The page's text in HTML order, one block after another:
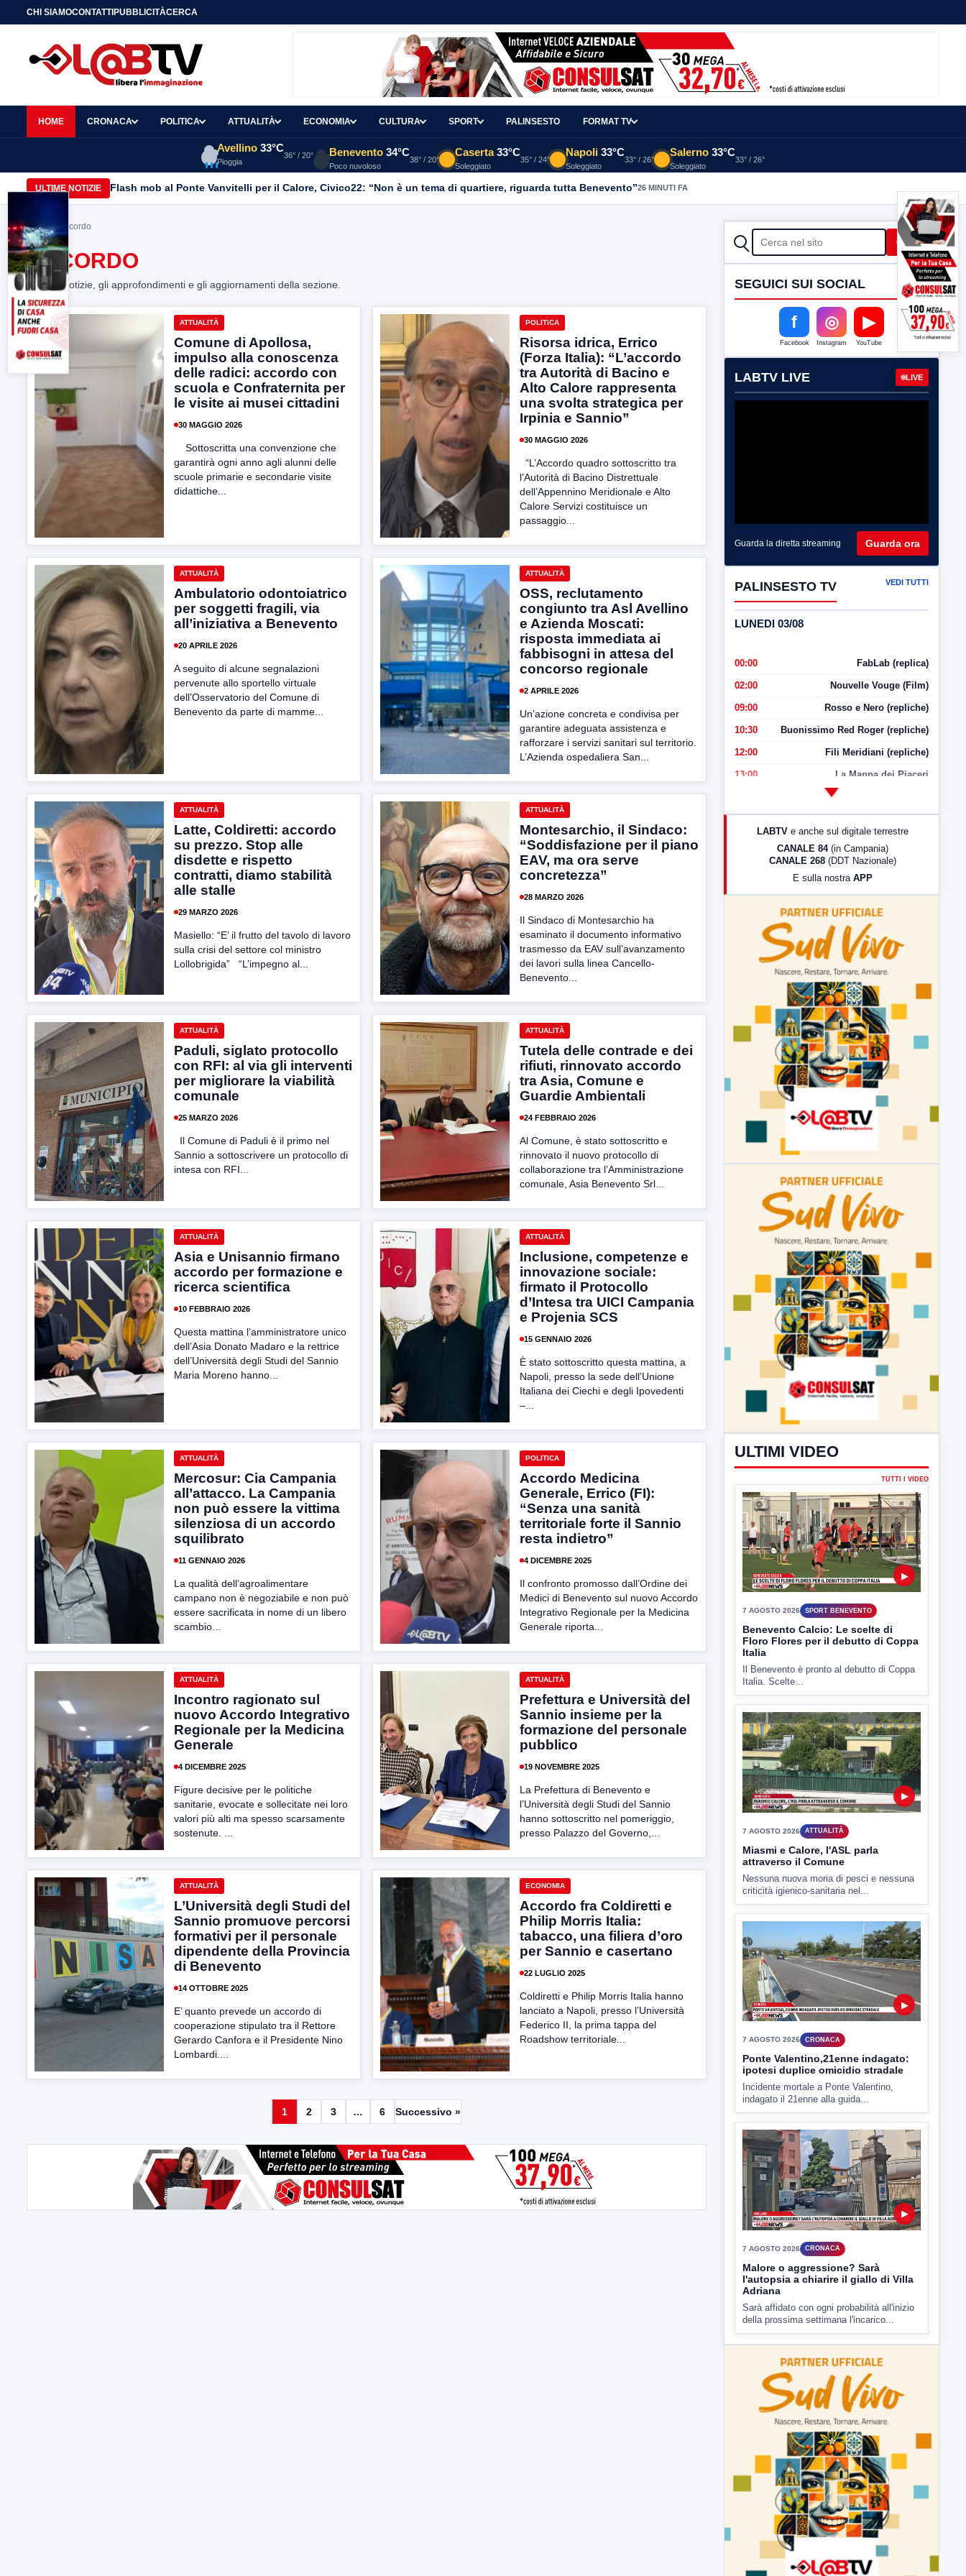
CHI SIAMOCONTATTIPUBBLICITÀCERCA
HOME CRONACA POLITICA ATTUALITÀ ECONOMIA CULTURA SPORT PALINSESTO FORMAT TV
Avellino 33°C
Pioggia
36° / 20° Benevento 34°C
Poco nuvoloso
38° / 20°
Caserta 33°C
Soleggiato
35° / 24°
Napoli 33°C
Soleggiato
33° / 26°
Salerno 33°C
Soleggiato
33° / 26°
ULTIME NOTIZIE Flash mob al Ponte Vanvitelli per il Calore, Civico22: “Non è un tema di quartiere, riguarda tutta Benevento”26 MINUTI FA
Home> accordo
ACCORDO
Tutte le notizie, gli approfondimenti e gli aggiornamenti della sezione.
ATTUALITÀ
Comune di Apollosa,
impulso alla conoscenza
delle radici: accordo con
scuola e Confraternita per
le visite ai musei cittadini
30 MAGGIO 2026
Sottoscritta una convenzione che
garantirà ogni anno agli alunni delle
scuole primarie e secondarie visite
didattiche...
POLITICA
Risorsa idrica, Errico
(Forza Italia): “L’accordo
tra Autorità di Bacino e
Alto Calore rappresenta
una svolta strategica per
Irpinia e Sannio”
30 MAGGIO 2026
“L’Accordo quadro sottoscritto tra
l’Autorità di Bacino Distrettuale
dell’Appennino Meridionale e Alto
Calore Servizi costituisce un
passaggio...
ATTUALITÀ
Ambulatorio odontoiatrico
per soggetti fragili, via
all’iniziativa a Benevento
20 APRILE 2026
A seguito di alcune segnalazioni
pervenute allo sportello virtuale
dell’Osservatorio del Comune di
Benevento da parte di mamme...
ATTUALITÀ
OSS, reclutamento
congiunto tra Asl Avellino
e Azienda Moscati:
risposta immediata ai
fabbisogni in attesa del
concorso regionale
2 APRILE 2026
Un’azione concreta e condivisa per
garantire adeguata assistenza e
rafforzare i servizi sanitari sul territorio.
L’Azienda ospedaliera San...
ATTUALITÀ
Latte, Coldiretti: accordo
su prezzo. Stop alle
disdette e rispetto
contratti, diamo stabilità
alle stalle
29 MARZO 2026
Masiello: “E’ il frutto del tavolo di lavoro
sulla crisi del settore col ministro
Lollobrigida” “L’impegno al...
ATTUALITÀ
Montesarchio, il Sindaco:
“Soddisfazione per il piano
EAV, ma ora serve
concretezza”
28 MARZO 2026
Il Sindaco di Montesarchio ha
esaminato il documento informativo
trasmesso da EAV sull’avanzamento
dei lavori sulla linea Cancello-
Benevento...
ATTUALITÀ
Paduli, siglato protocollo
con RFI: al via gli interventi
per migliorare la viabilità
comunale
25 MARZO 2026
Il Comune di Paduli è il primo nel
Sannio a sottoscrivere un protocollo di
intesa con RFI...
ATTUALITÀ
Tutela delle contrade e dei
rifiuti, rinnovato accordo
tra Asia, Comune e
Guardie Ambientali
24 FEBBRAIO 2026
Al Comune, è stato sottoscritto e
rinnovato il nuovo protocollo di
collaborazione tra l’Amministrazione
comunale, Asia Benevento Srl...
ATTUALITÀ
Asia e Unisannio firmano
accordo per formazione e
ricerca scientifica
10 FEBBRAIO 2026
Questa mattina l’amministratore unico
dell’Asia Donato Madaro e la rettrice
dell’Università degli Studi del Sannio
Maria Moreno hanno...
ATTUALITÀ
Inclusione, competenze e
innovazione sociale:
firmato il Protocollo
d’Intesa tra UICI Campania
e Projenia SCS
15 GENNAIO 2026
È stato sottoscritto questa mattina, a
Napoli, presso la sede dell’Unione
Italiana dei Ciechi e degli Ipovedenti
–...
ATTUALITÀ
Mercosur: Cia Campania
all’attacco. La Campania
non può essere la vittima
silenziosa di un accordo
squilibrato
11 GENNAIO 2026
La qualità dell’agroalimentare
campano non è negoziabile e non può
essere sacrificata in nome di un libero
scambio...
POLITICA
Accordo Medicina
Generale, Errico (FI):
“Senza una sanità
territoriale forte il Sannio
resta indietro”
4 DICEMBRE 2025
Il confronto promosso dall’Ordine dei
Medici di Benevento sul nuovo Accordo
Integrativo Regionale per la Medicina
Generale riporta...
ATTUALITÀ
Incontro ragionato sul
nuovo Accordo Integrativo
Regionale per la Medicina
Generale
4 DICEMBRE 2025
Figure decisive per le politiche
sanitarie, evocate e sollecitate nei loro
valori più alti ma spesso scarsamente
sostenute. ...
ATTUALITÀ
Prefettura e Università del
Sannio insieme per la
formazione del personale
pubblico
19 NOVEMBRE 2025
La Prefettura di Benevento e
l’Università degli Studi del Sannio
hanno sottoscritto nel pomeriggio,
presso Palazzo del Governo,...
ATTUALITÀ
L’Università degli Studi del
Sannio promuove percorsi
formativi per il personale
dipendente della Provincia
di Benevento
14 OTTOBRE 2025
E’ quanto prevede un accordo di
cooperazione stipulato tra il Rettore
Gerardo Canfora e il Presidente Nino
Lombardi....
ECONOMIA
Accordo fra Coldiretti e
Philip Morris Italia:
tabacco, una filiera d’oro
per Sannio e casertano
22 LUGLIO 2025
Coldiretti e Philip Morris Italia hanno
lanciato a Napoli, presso l’Università
Federico II, la prima tappa del
Roadshow territoriale...
1 2 3 … 6 Successivo »
CERCA Cerca
SEGUICI SUI SOCIAL
f
Facebook
◎
Instagram
▶
YouTube
LABTV LIVE LIVE
Guarda la diretta streaming Guarda ora
PALINSESTO TV VEDI TUTTI
LUNEDI 03/08
00:00 FabLab (replica)
02:00 Nouvelle Vouge (Film)
09:00 Rosso e Nero (repliche)
10:30 Buonissimo Red Roger (repliche)
12:00 Fili Meridiani (repliche)
13:00 La Mappa dei Piaceri
LabNews (Diretta)
LabNews (replica)
LABTV e anche sul digitale terrestre
CANALE 84 (in Campania)
CANALE 268 (DDT Nazionale)
E sulla nostra APP
ULTIMI VIDEO
TUTTI I VIDEO
▶
7 AGOSTO 2026 SPORT BENEVENTO
Benevento Calcio: Le scelte di
Floro Flores per il debutto di Coppa
Italia
Il Benevento è pronto al debutto di Coppa
Italia. Scelte...
▶
7 AGOSTO 2026 ATTUALITÀ
Miasmi e Calore, l'ASL parla
attraverso il Comune
Nessuna nuova moria di pesci e nessuna
criticità igienico-sanitaria nel...
7 AGOSTO 2026 CRONACA
Ponte Valentino,21enne indagato:
ipotesi duplice omicidio stradale
Incidente mortale a Ponte Valentino,
indagato il 21enne alla guida...
7 AGOSTO 2026 CRONACA
Malore o aggressione? Sarà
l'autopsia a chiarire il giallo di Villa
Sarà affidato con ogni probabilità all'inizio
della prossima settimana l'incarico...